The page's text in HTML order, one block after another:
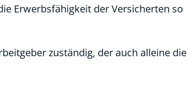
Erwerbsfähigkeit der Versicherten so
zuständig, der auch alleine die